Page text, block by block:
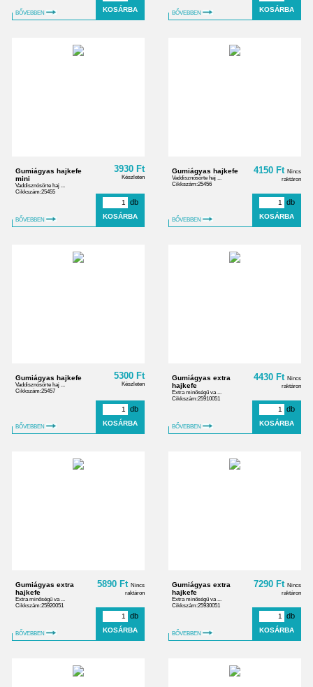
BŐVEBBEN BŐVEBBEN
Gumiágyas hajkefe
mini
Vaddisznósörte haj ...
Cikkszám:25455
BŐVEBBEN
3930 Ft
Készleten
db
Gumiágyas hajkefe
Vaddisznósörte haj ...
Cikkszám:25456
BŐVEBBEN
4150 Ft Nincs
raktáron
db
Gumiágyas hajkefe
Vaddisznósörte haj ...
Cikkszám:25457
BŐVEBBEN
5300 Ft
Készleten
db
Gumiágyas extra
hajkefe
Extra minőségű va ...
Cikkszám:25910051
BŐVEBBEN
4430 Ft Nincs
raktáron
db
Gumiágyas extra
hajkefe
Extra minőségű va ...
Cikkszám:25920051
BŐVEBBEN
5890 Ft Nincs
raktáron
db
Gumiágyas extra
hajkefe
Extra minőségű va ...
Cikkszám:25930051
BŐVEBBEN
7290 Ft Nincs
raktáron
db